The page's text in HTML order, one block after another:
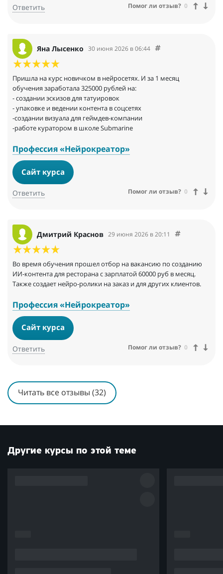
Ответить Помог ли отзыв? 0
Яна Лысенко 30 июня 2026 в 06:44
Пришла на курс новичком в нейросетях. И за 1 месяц
обучения заработала 325000 рублей на:
- создании эскизов для татуировок
- упаковке и ведении контента в соцсетях
-создании визуала для геймдев-компании
-работе куратором в школе Submarine
Профессия «Нейрокреатор»
Сайт курса
Ответить Помог ли отзыв? 0
Дмитрий Краснов 29 июня 2026 в 20:11
Во время обучения прошел отбор на вакансию по созданию
ИИ-контента для ресторана с зарплатой 60000 руб в месяц.
Также создает нейро-ролики на заказ и для других клиентов.
Профессия «Нейрокреатор»
Сайт курса
Ответить Помог ли отзыв? 0
Читать все отзывы (32)
Другие курсы по этой теме